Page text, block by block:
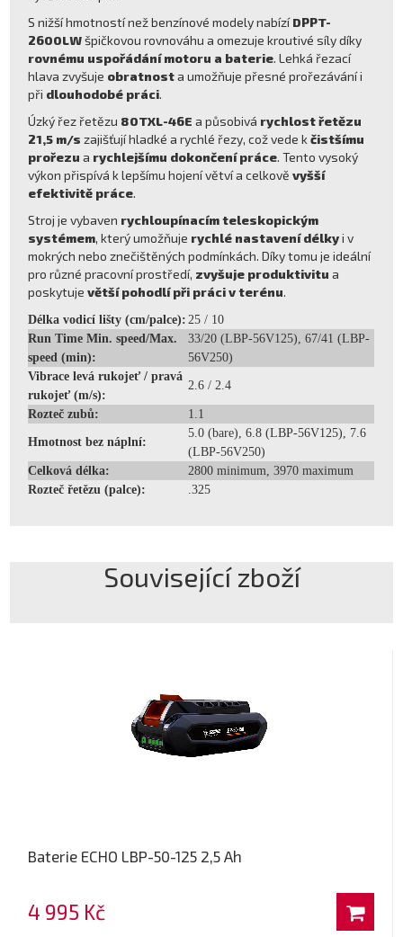
S nižší hmotností než benzínové modely nabízíDPPT-
2600LWšpičkovou rovnováhu a omezuje kroutivé síly díky
rovnému uspořádání motoru a baterie. Lehká řezací
hlava zvyšuje obratnosta umožňuje přesné prořezávání i
při dlouhodobé práci.
Úzký řez řetězu 80TXL-46E a působivá rychlost řetězu
21,5 m/s zajišťují hladké a rychlé řezy, což vede kčistšímu
prořezu a rychlejšímu dokončení práce. Tento vysoký
výkon přispívá k lepšímu hojení větví a celkověvyšší
efektivitě práce.
Stroj je vybaven rychloupínacím teleskopickým
systémem, který umožňuje rychlé nastavení délkyi v
mokrých nebo znečištěných podmínkách. Díky tomu je ideální
pro různé pracovní prostředí, zvyšuje produktivitu a
poskytujevětší pohodlí při práci v terénu.
Délka vodicí lišty (cm/palce): 25 / 10
Run Time Min. speed/Max.
speed (min):
33/20 (LBP-56V125), 67/41 (LBP-
56V250)
Vibrace levá rukojeť / pravá
rukojeť (m/s):
2.6 / 2.4
Rozteč zubů: 1.1
Hmotnost bez náplní:
5.0 (bare), 6.8 (LBP-56V125), 7.6
(LBP-56V250)
Celková délka:
2800 minimum, 3970 maximum
Rozteč řetězu (palce):
.325
Související zboží
Baterie ECHO LBP-50-125 2,5 Ah
4 995 Kč